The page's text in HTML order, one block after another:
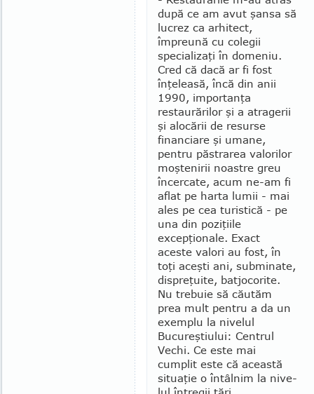
după ce am avut şansa să
lucrez ca arhitect,
împreună cu colegii
specializaţi în domeniu.
Cred că dacă ar fi fost
înţeleasă, încă din anii
1990, importanţa
restaurărilor şi a atragerii
şi alocării de resurse
financiare şi umane,
pentru păstrarea valo­rilor
moştenirii noastre greu
încercate, acum ne-am fi
aflat pe harta lumii - mai
ales pe cea turistică - pe
una din poziţiile
excepţionale. Exact
aceste valori au fost, în
toţi aceşti ani, subminate,
dispreţuite, batjocorite.
Nu trebuie să căutăm
prea mult pentru a da un
exem­plu la nivelul
Bucureştiului: Centrul
Vechi. Ce este mai
cumplit este că această
situaţie o întâlnim la nive­